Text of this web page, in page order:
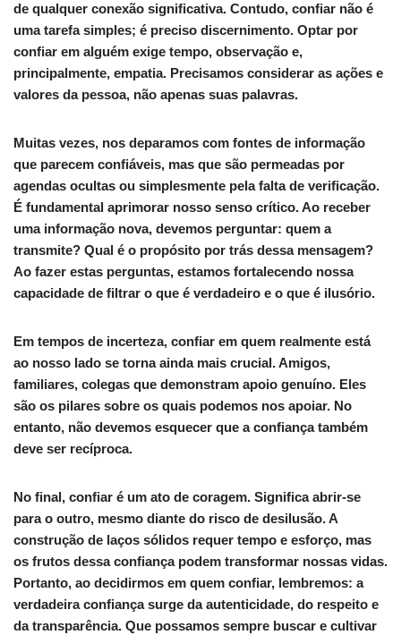
de qualquer conexão significativa. Contudo, confiar não é
uma tarefa simples; é preciso discernimento. Optar por
confiar em alguém exige tempo, observação e,
principalmente, empatia. Precisamos considerar as ações e
valores da pessoa, não apenas suas palavras.
Muitas vezes, nos deparamos com fontes de informação
que parecem confiáveis, mas que são permeadas por
agendas ocultas ou simplesmente pela falta de verificação.
É fundamental aprimorar nosso senso crítico. Ao receber
uma informação nova, devemos perguntar: quem a
transmite? Qual é o propósito por trás dessa mensagem?
Ao fazer estas perguntas, estamos fortalecendo nossa
capacidade de filtrar o que é verdadeiro e o que é ilusório.
Em tempos de incerteza, confiar em quem realmente está
ao nosso lado se torna ainda mais crucial. Amigos,
familiares, colegas que demonstram apoio genuíno. Eles
são os pilares sobre os quais podemos nos apoiar. No
entanto, não devemos esquecer que a confiança também
deve ser recíproca.
No final, confiar é um ato de coragem. Significa abrir-se
para o outro, mesmo diante do risco de desilusão. A
construção de laços sólidos requer tempo e esforço, mas
os frutos dessa confiança podem transformar nossas vidas.
Portanto, ao decidirmos em quem confiar, lembremos: a
verdadeira confiança surge da autenticidade, do respeito e
da transparência. Que possamos sempre buscar e cultivar